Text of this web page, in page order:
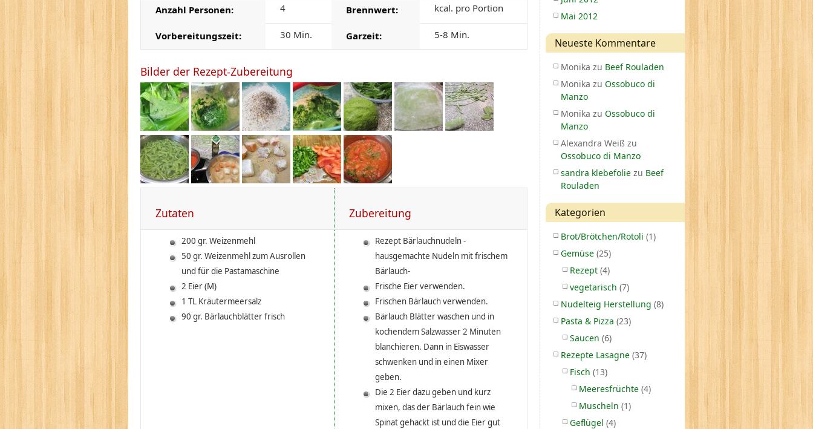
Anzahl Personen: 4 Brennwert: kcal. pro Portion
Vorbereitungszeit: 30 Min. Garzeit: 5-8 Min.
Bilder der Rezept-Zubereitung
Zutaten Zubereitung
200 gr. Weizenmehl
50 gr. Weizenmehl zum Ausrollen
und für die Pastamaschine
2 Eier (M)
1 TL Kräutermeersalz
90 gr. Bärlauchblätter frisch
Rezept Bärlauchnudeln -
hausgemachte Nudeln mit frischem
Bärlauch-
Frische Eier verwenden.
Frischen Bärlauch verwenden.
Bärlauch Blätter waschen und in
kochendem Salzwasser 2 Minuten
blanchieren. Dann in Eiswasser
schwenken und in einen Mixer
geben.
Die 2 Eier dazu geben und kurz
mixen, das der Bärlauch fein wie
Spinat gehackt ist und die Eier gut
Mai 2012
Neueste Kommentare
Monika zu Beef Rouladen
Monika zu Ossobuco di
Manzo
Monika zu Ossobuco di
Manzo
Alexandra Weiß zu
Ossobuco di Manzo
sandra klebefolie zu Beef
Rouladen
Kategorien
Brot/Brötchen/Rotoli (1)
Gemüse (25)
Rezept (4)
vegetarisch (7)
Nudelteig Herstellung (8)
Pasta & Pizza (23)
Saucen (6)
Rezepte Lasagne (37)
Fisch (13)
Meeresfrüchte (4)
Muscheln (1)
Geflügel (4)